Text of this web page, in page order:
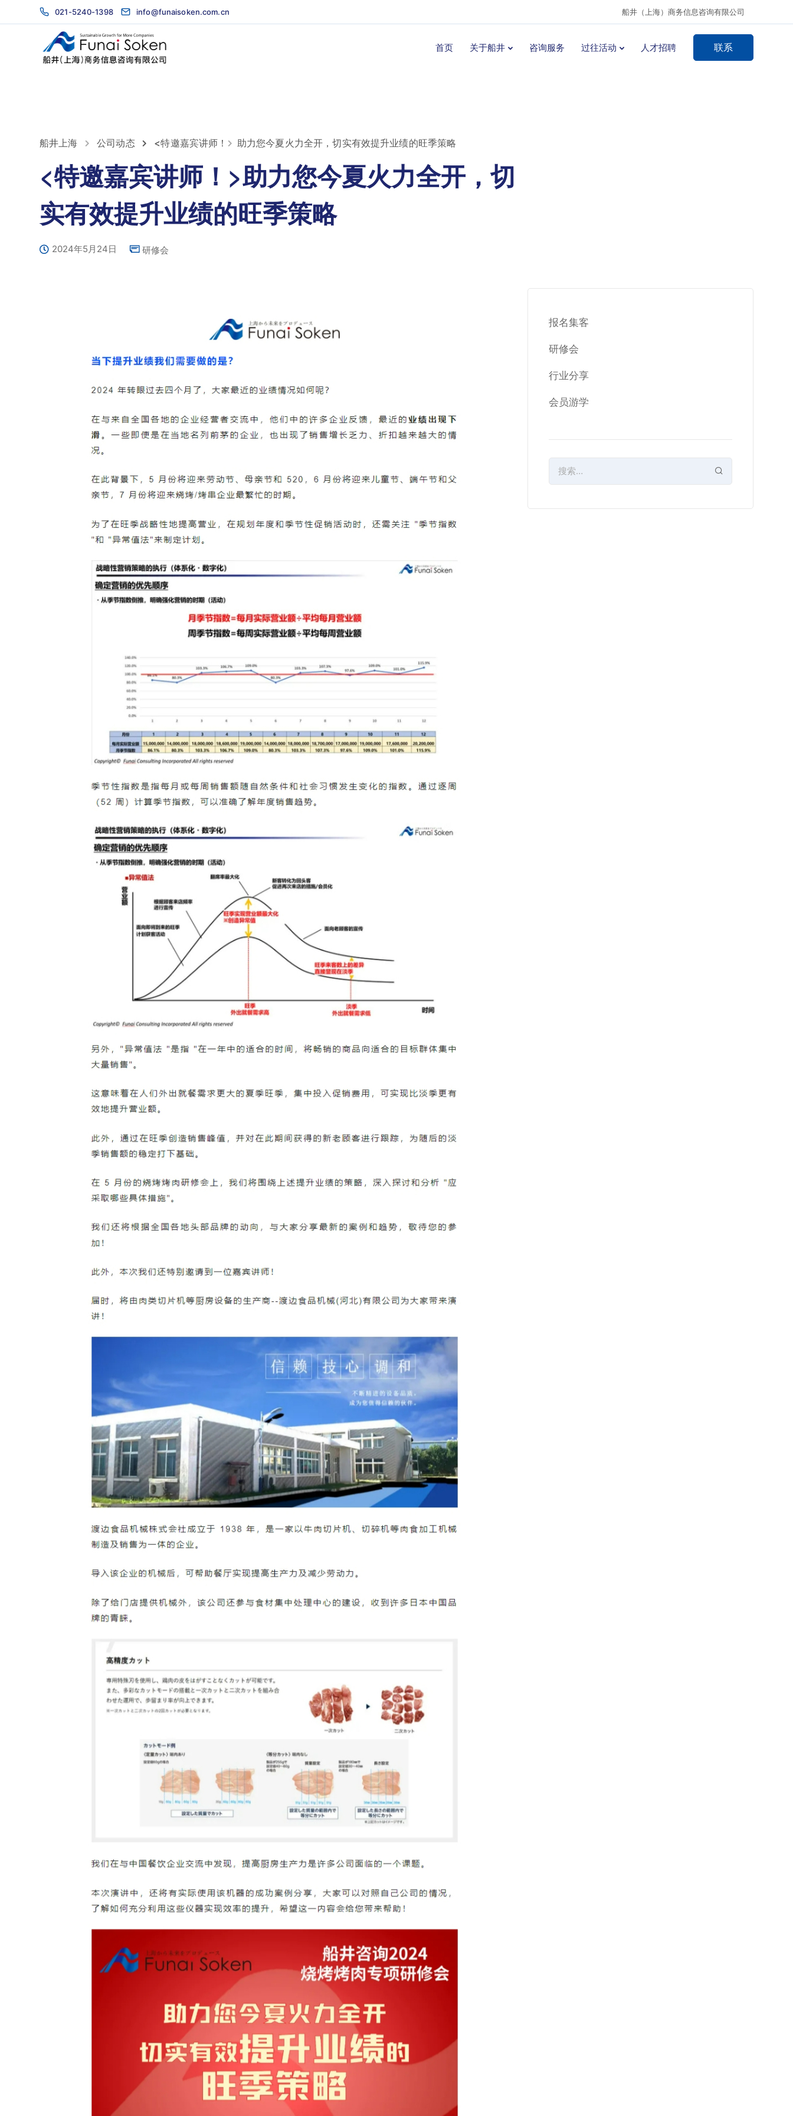
021-5240-1398 info@funaisoken.com.cn 船井（上海）商务信息咨询有限公司
首页 关于船井 咨询服务 过往活动 人才招聘 联系
船井上海 公司动态 <特邀嘉宾讲师！ 助力您今夏火力全开，切实有效提升业绩的旺季策略
<特邀嘉宾讲师！>助力您今夏火力全开，切
实有效提升业绩的旺季策略
2024年5月24日 研修会
报名集客
研修会
行业分享
会员游学